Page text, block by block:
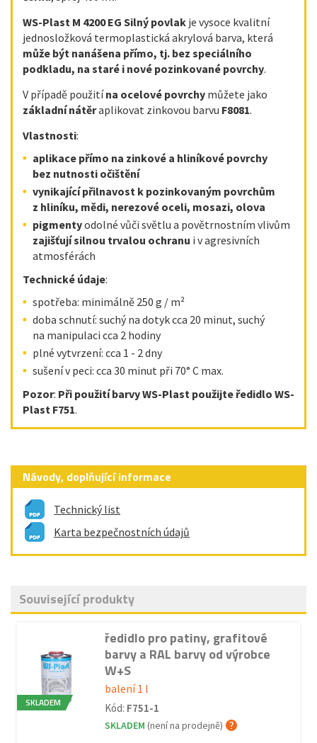
WS-Plast M 4200 EG Silný povlak je vysoce kvalitní
jednosložková termoplastická akrylová barva, která
může být nanášena přímo, tj. bez speciálního
podkladu, na staré i nové pozinkované povrchy.
V případě použitína ocelové povrchy můžete jako
základní nátěraplikovat zinkovou barvu F8081.
Vlastnosti:
aplikace přímo na zinkové a hliníkové povrchy
bez nutnosti očištění
vynikající přilnavost k pozinkovaným povrchům
z hliníku, mědi, nerezové oceli, mosazi, olova
pigmentyodolné vůči světlu a povětrnostním vlivům
zajišťují silnou trvalou ochranu i v agresivních
atmosférách​
Technické údaje:
spotřeba: minimálně 250 g / m²
doba schnutí: suchý na dotyk cca 20 minut, suchý
na manipulaci cca 2 hodiny
plné vytvrzení: cca 1 - 2 dny
sušení v peci: cca 30 minut při 70° C max.
Pozor: Při použití barvy WS-Plast použijte ředidlo WS-
Plast F751.
Návody, doplňující informace
Technický list
Karta bezpečnostních údajů
Související produkty
SKLADEM
ředidlo pro patiny, grafitové
barvy a RAL barvy od výrobce
W+S
balení 1 l
Kód: F751-1
SKLADEM (není na prodejně)